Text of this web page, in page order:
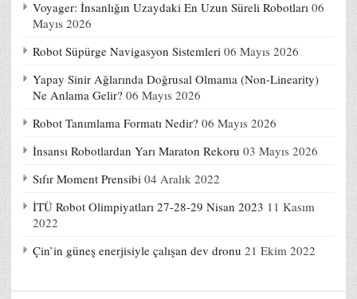
Voyager: İnsanlığın Uzaydaki En Uzun Süreli Robotları 06
Mayıs 2026
Robot Süpürge Navigasyon Sistemleri 06 Mayıs 2026
Yapay Sinir Ağlarında Doğrusal Olmama (Non-Linearity)
Ne Anlama Gelir? 06 Mayıs 2026
Robot Tanımlama Formatı Nedir? 06 Mayıs 2026
İnsansı Robotlardan Yarı Maraton Rekoru 03 Mayıs 2026
Sıfır Moment Prensibi 04 Aralık 2022
İTÜ Robot Olimpiyatları 27-28-29 Nisan 2023 11 Kasım
2022
Çin’in güneş enerjisiyle çalışan dev dronu 21 Ekim 2022